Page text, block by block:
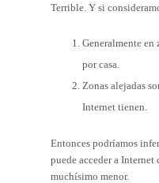
Terrible. Y si
Generalmente en
por casa.
Zonas alejadas
Internet tienen.
Entonces podríamos
puede acceder a
muchísimo menor.